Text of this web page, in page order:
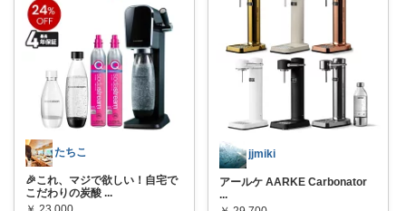
たちこ
🎉これ、マジで欲しい！自宅で
こだわりの炭酸 ...
jjmiki
アールケ AARKE Carbonator
...